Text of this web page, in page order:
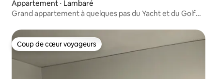
Appartement ⋅ Lambaré
Grand appartement à quelques pas du Yacht et du Golf
Coup de cœur voyageurs
Coup de cœur voyageurs